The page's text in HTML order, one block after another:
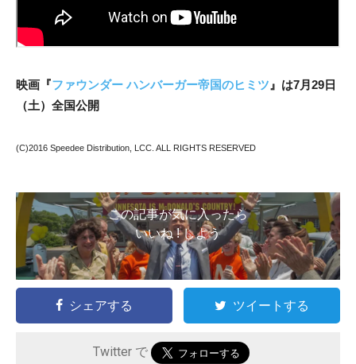
映画『ファウンダー ハンバーガー帝国のヒミツ 』は7月29日
（土）全国公開
(C)2016 Speedee Distribution, LCC. ALL RIGHTS RESERVED
この記事が気に入ったら
いいね ! しよう
シェアする ツイートする
Twitter で